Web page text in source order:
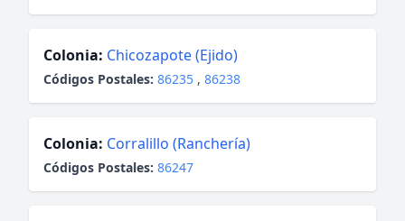
Colonia: Chicozapote (Ejido)
Códigos Postales: 86235 , 86238
Colonia: Corralillo (Ranchería)
Códigos Postales: 86247